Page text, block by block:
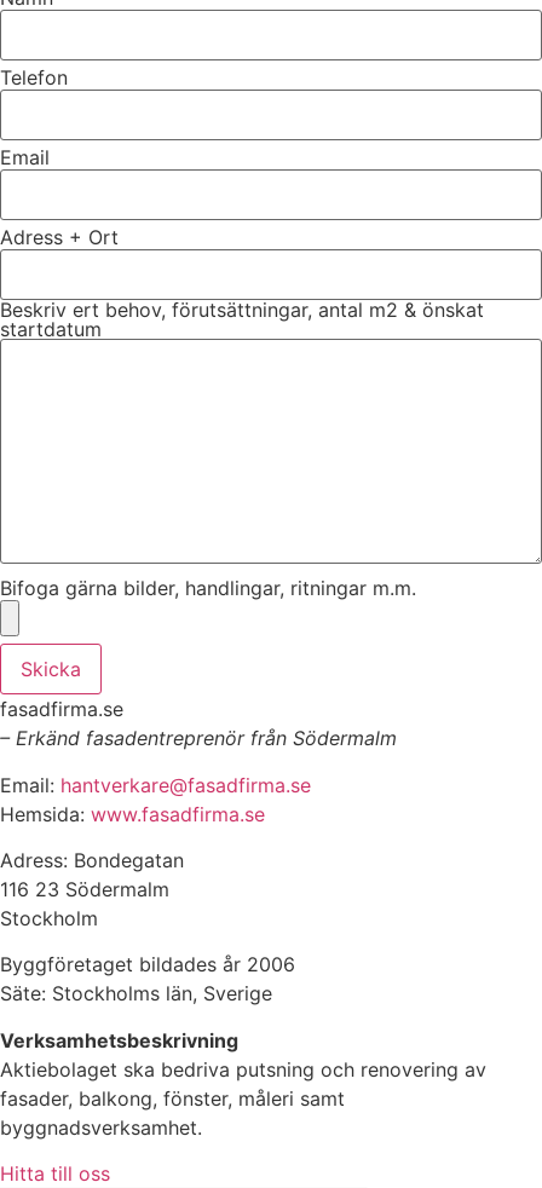
Telefon
Email
Adress + Ort
Beskriv ert behov, förutsättningar, antal m2 & önskat
startdatum
Bifoga gärna bilder, handlingar, ritningar m.m.
Skicka
fasadfirma.se
– Erkänd fasadentreprenör från Södermalm
Email: hantverkare@fasadfirma.se
Hemsida: www.fasadfirma.se
Adress: Bondegatan
116 23 Södermalm
Stockholm
Byggföretaget bildades år 2006
Säte: Stockholms län, Sverige
Verksamhetsbeskrivning
Aktiebolaget ska bedriva putsning och renovering av
fasader, balkong, fönster, måleri samt
byggnadsverksamhet.
Hitta till oss